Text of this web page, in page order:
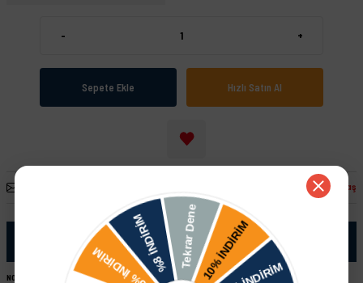
- +
Sepete Ekle Hızlı Satın Al
Paylaş
NOT: Ürünü satın almadan önce şase numaranız ile sipariş hattımızdan kontrol ettirmeniz tavsiye edilir.